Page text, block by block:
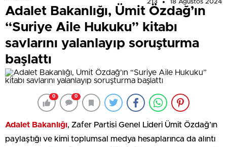
213
18 Ağustos 2024
Adalet Bakanlığı, Ümit Özdağ’ın
“Suriye Aile Hukuku” kitabı
savlarını yalanlayıp soruşturma
başlattı
0 0
Adalet Bakanlığı, Zafer Partisi Genel Lideri Ümit Özdağ’ın
paylaştığı ve kimi toplumsal medya hesaplarınca da alıntı